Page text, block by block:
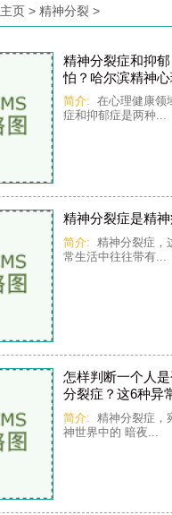
主页 >精神分裂 >
精神分裂症和抑
怕？哈尔滨精神
简介:
在心理健康领
症和抑郁症是两种...
精神分裂症是精神
简介:
精神分裂症，
常生活中往往带有...
怎样判断一个人
分裂症？这6种异
简介:
精神分裂症，
神世界中的 暗夜...